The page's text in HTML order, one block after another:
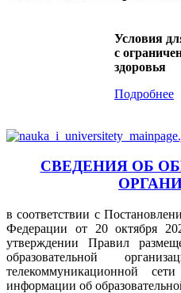
Условия
с
здоровья
Подробнее
СВЕДЕНИЯ ОБ
в соответствии с
Федерации от 20 октября
утверждении Правил
образовательной
телекоммуникационной
информации об